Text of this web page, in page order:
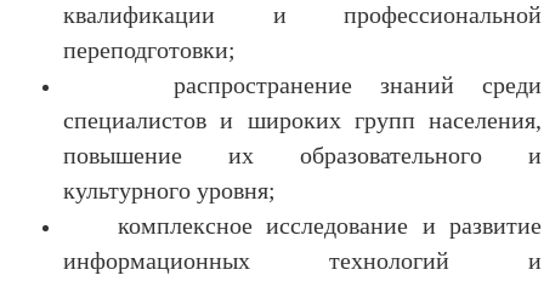
квалификации и профессиональной
переподготовки;
распространение знаний среди
специалистов и широких групп населения,
повышение их образовательного и
культурного уровня;
комплексное исследование и развитие
информационных технологий и